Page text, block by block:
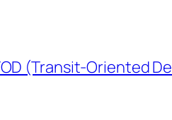
(Transit-Oriented